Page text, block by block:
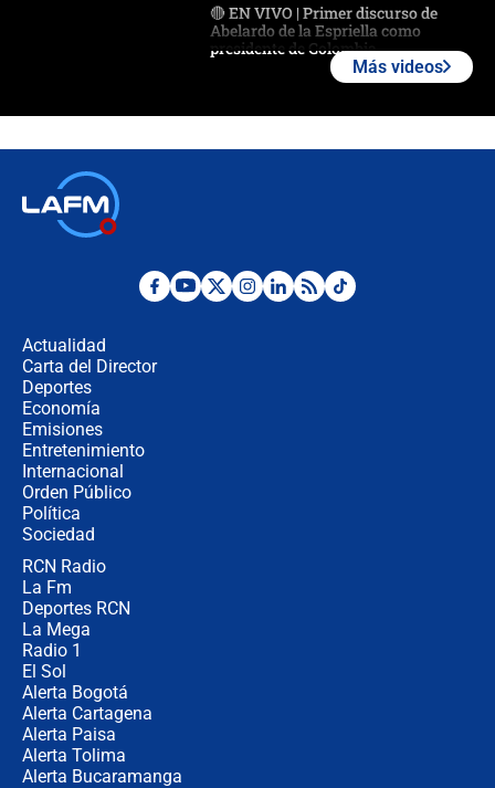
🔴 EN VIVO | Primer discurso de
Abelardo de la Espriella como
presidente de Colombia
Espriella en Cali inicia la
Desde dermatitis hasta infecciones:
Más videos
Actualidad
Carta del Director
Deportes
Economía
Emisiones
Entretenimiento
Internacional
Orden Público
Política
Sociedad
RCN Radio
La Fm
Deportes RCN
La Mega
Radio 1
El Sol
Alerta Bogotá
Alerta Cartagena
Alerta Paisa
Alerta Tolima
Alerta Bucaramanga